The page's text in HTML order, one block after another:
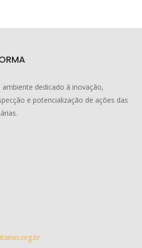
dedicado à inovação,
e potencialização de ações das